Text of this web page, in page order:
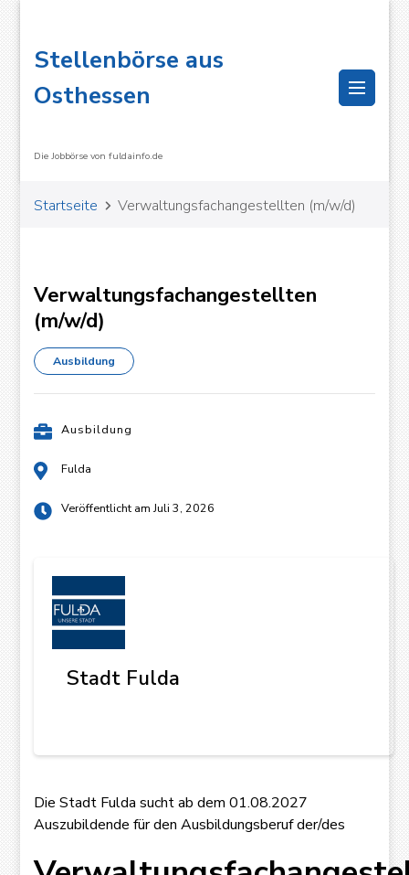
Stellenbörse aus
Osthessen
Die Jobbörse von fuldainfo.de
Startseite Verwaltungsfachangestellten (m/w/d)
Verwaltungsfachangestellten
(m/w/d)
Ausbildung
Ausbildung
Fulda
Veröffentlicht am Juli 3, 2026
Stadt Fulda
Die Stadt Fulda sucht ab dem 01.08.2027
Auszubildende für den Ausbildungsberuf der/des